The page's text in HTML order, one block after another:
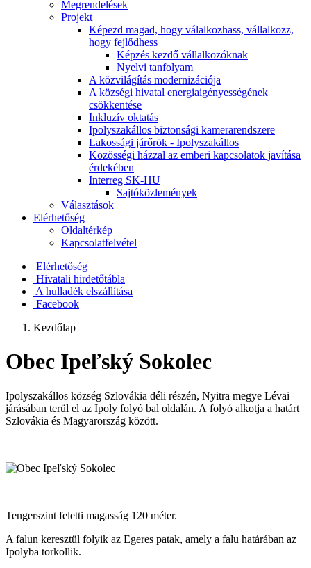
Megrendelések
Projekt
Képezd magad, hogy válalkozhass, vállalkozz,
hogy fejlődhess
Képzés kezdő vállalkozóknak
Nyelvi tanfolyam
A közvilágítás modernizációja
A községi hivatal energiaigényességének
csökkentése
Inkluzív oktatás
Ipolyszakállos biztonsági kamerarendszere
Lakossági járőrök - Ipolyszakállos
Közösségi házzal az emberi kapcsolatok javítása
érdekében
Interreg SK-HU
Sajtóközlemények
Választások
Elérhetőség
Oldaltérkép
Kapcsolatfelvétel
Elérhetőség
Hivatali hirdetőtábla
A hulladék elszállítása
Facebook
Kezdőlap
Obec Ipeľský Sokolec
Ipolyszakállos község Szlovákia déli részén, Nyitra megye Lévai
járásában terül el az Ipoly folyó bal oldalán. A folyó alkotja a határt
Szlovákia és Magyarország között.
Tengerszint feletti magasság 120 méter.
A falun keresztül folyik az Egeres patak, amely a falu határában az
Ipolyba torkollik.